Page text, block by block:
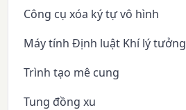
Công cụ xóa ký tự vô hình
Máy tính Định luật Khí lý tưởng
Trình tạo mê cung
Tung đồng xu